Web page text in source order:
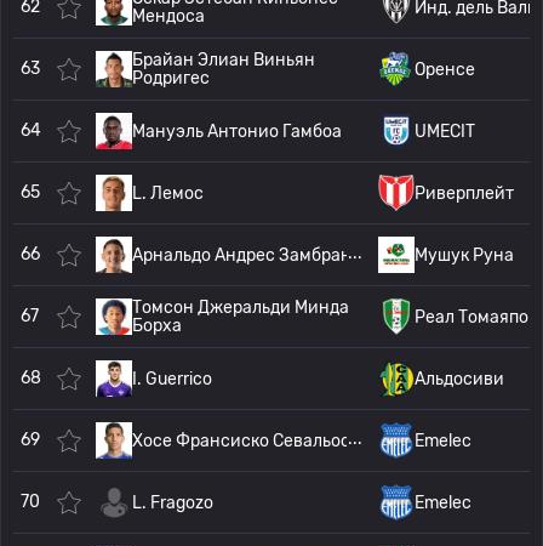
62
Мендоса
Инд. дель
63
Брайан Элиан Виньян
Родригес
Оренсе
64 Мануэль Антонио Гамбоа UMECIT
65 L. Лемос Риверплейт
66 Арнальдо Андрес Замбрано Парра Мушук Руна
67
Томсон Джеральди Минда
Борха
Реал Томаяпо
68 I. Guerrico Альдосиви
69 Хосе Франсиско Севальос ЭнрикеEmelec
70 L. Fragozo Emelec